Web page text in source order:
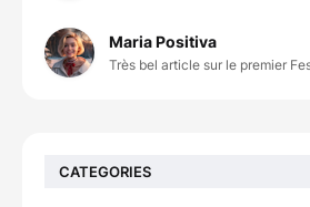
Maria Positiva
Très bel article sur le premier
CATEGORIES